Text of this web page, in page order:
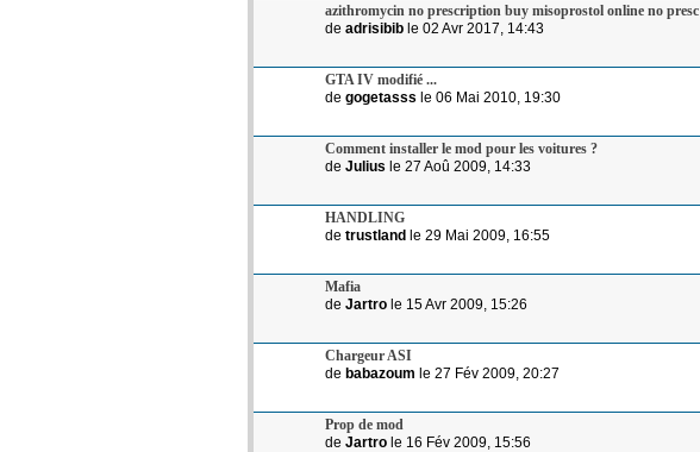
azithromycin no prescription buy misoprostol online no presc
de adrisibib le 02 Avr 2017, 14:43
GTA IV modifié ...
de gogetasss le 06 Mai 2010, 19:30
Comment installer le mod pour les voitures ?
de Julius le 27 Aoû 2009, 14:33
HANDLING
de trustland le 29 Mai 2009, 16:55
Mafia
de Jartro le 15 Avr 2009, 15:26
Chargeur ASI
de babazoum le 27 Fév 2009, 20:27
Prop de mod
de Jartro le 16 Fév 2009, 15:56